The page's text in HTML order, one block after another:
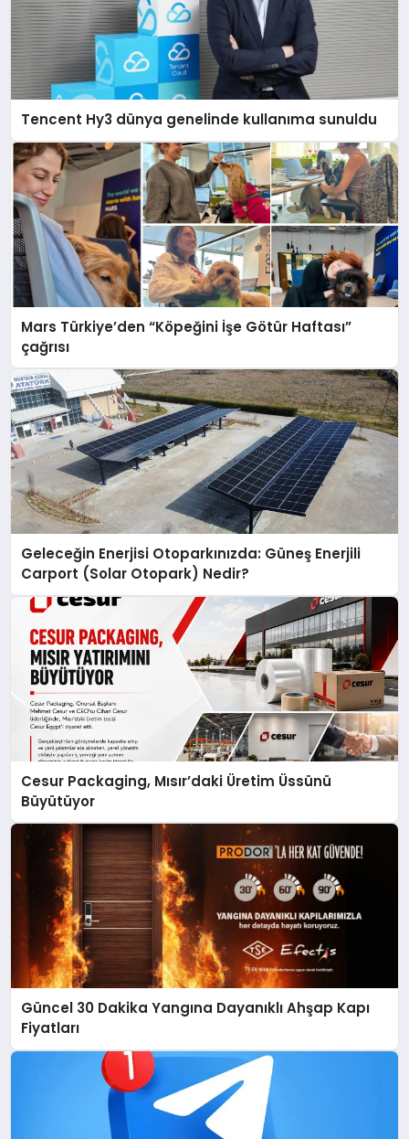
Tencent Hy3 dünya genelinde kullanıma sunuldu
Mars Türkiye’den “Köpeğini İşe Götür Haftası”
çağrısı
Geleceğin Enerjisi Otoparkınızda: Güneş Enerjili
Carport (Solar Otopark) Nedir?
Cesur Packaging, Mısır’daki Üretim Üssünü
Büyütüyor
Güncel 30 Dakika Yangına Dayanıklı Ahşap Kapı
Fiyatları